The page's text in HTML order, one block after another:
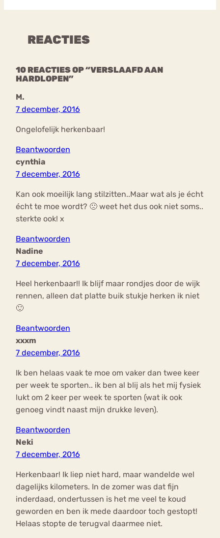
REACTIES
10 REACTIES OP “VERSLAAFD AAN
HARDLOPEN”
M.
7 december, 2016
Ongelofelijk herkenbaar!
Beantwoorden
cynthia
7 december, 2016
Kan ook moeilijk lang stilzitten..Maar wat als je écht
écht te moe wordt? 🙁 weet het dus ook niet soms..
sterkte ook! x
Beantwoorden
Nadine
7 december, 2016
Heel herkenbaar!! Ik blijf maar rondjes door de wijk
rennen, alleen dat platte buik stukje herken ik niet
🙂
Beantwoorden
xxxm
7 december, 2016
Ik ben helaas vaak te moe om vaker dan twee keer
per week te sporten.. ik ben al blij als het mij fysiek
lukt om 2 keer per week te sporten (wat ik ook
genoeg vindt naast mijn drukke leven).
Beantwoorden
Neki
7 december, 2016
Herkenbaar! Ik liep niet hard, maar wandelde wel
dagelijks kilometers. In de zomer was dat fijn
inderdaad, ondertussen is het me veel te koud
geworden en ben ik mede daardoor toch gestopt!
Helaas stopte de terugval daarmee niet.